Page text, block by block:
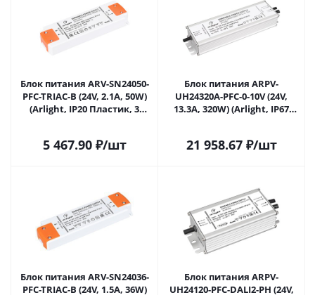
Блок питания ARV-SN24050-
PFC-TRIAC-B (24V, 2.1A, 50W)
(Arlight, IP20 Пластик, 3
5 467.90₽/шт
Блок питания ARPV-
UH24320A-PFC-0-10V (24V,
13.3A, 320W) (Arlight, IP67
21 958.67₽/шт
Блок питания ARV-SN24036-
PFC-TRIAC-B (24V, 1.5A, 36W)
Блок питания ARPV-
UH24120-PFC-DALI2-PH (24V,